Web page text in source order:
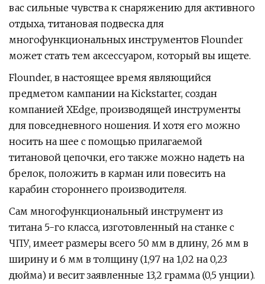
вас сильные чувства к снаряжению для активного
отдыха, титановая подвеска для
многофункциональных инструментов Flounder
может стать тем аксессуаром, который вы ищете.
Flounder, в настоящее время являющийся
предметом кампании на Kickstarter, создан
компанией XEdge, производящей инструменты
для повседневного ношения. И хотя его можно
носить на шее с помощью прилагаемой
титановой цепочки, его также можно надеть на
брелок, положить в карман или повесить на
карабин стороннего производителя.
Сам многофункциональный инструмент из
титана 5-го класса, изготовленный на станке с
ЧПУ, имеет размеры всего 50 мм в длину, 26 мм в
ширину и 6 мм в толщину (1,97 на 1,02 на 0,23
дюйма) и весит заявленные 13,2 грамма (0,5 унции).